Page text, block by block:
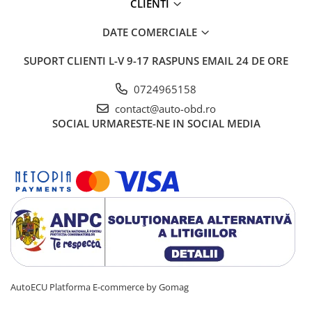
CLIENTI
DATE COMERCIALE
SUPORT CLIENTI L-V 9-17 RASPUNS EMAIL 24 DE ORE
0724965158
contact@auto-obd.ro
SOCIAL URMARESTE-NE IN SOCIAL MEDIA
AutoECU Platforma E-commerce by Gomag